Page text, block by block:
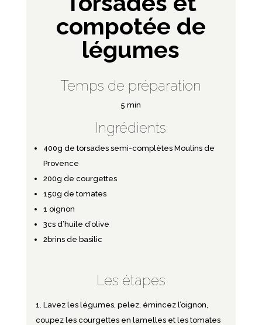
compotée de
légumes
Temps de préparation
5 min
Ingrédients
400g de torsades semi-complètes Moulins de
Provence
200g de courgettes
150g de tomates
1 oignon
3cs d’huile d’olive
2brins de basilic
Les étapes
Lavez les légumes, pelez, émincez l’oignon,
coupez les courgettes en lamelles et les tomates